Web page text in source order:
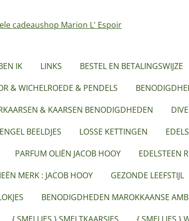
IK LINKS BESTEL EN BETALINGSWIJZE
& WICHELROEDE & PENDELS
& KAARSEN BENODIGDHEDEN
ENGEL BEELDJES LOSSE KETTINGEN
PARFUM OLIËN JACOB HOOY EDELSTEEN
MERK : JACOB HOOY
GEZONDE LEEFSTIJL
BENODIGDHEDEN MAROKKAANSE